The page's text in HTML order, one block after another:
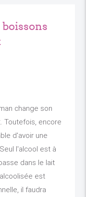
change son
Toutefois, encore
d'avoir une
l'alcool est à
dans le lait
est
il faudra